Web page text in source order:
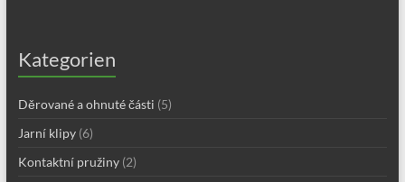
Kategorien
Děrované a ohnuté části (5)
Jarní klipy(6)
Kontaktní pružiny(2)